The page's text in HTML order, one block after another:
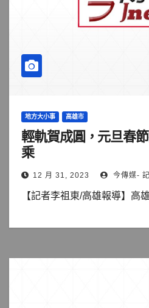
地方大小事 高雄市
輕軌賀成圓，元旦春
乘
12 月 31, 2023 今傳媒-
【記者李祖東/高雄報導】高